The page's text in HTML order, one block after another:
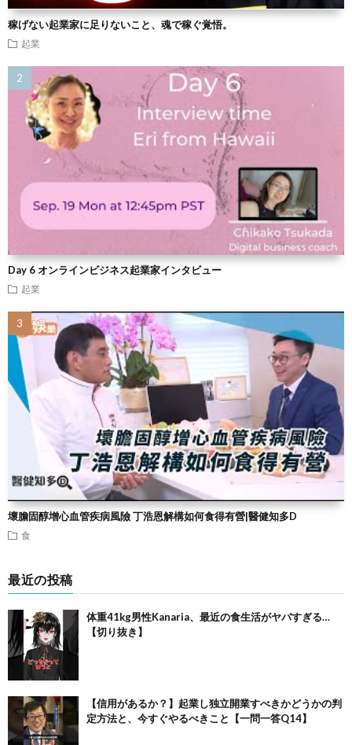
稼げない起業家に足りないこと、魂で稼ぐ覚悟。
起業
Day 6 オンラインビジネス起業家インタビュー
起業
壞膽固醇增心血管疾病風險 丁浩恩解構如何食得有營|醫健知多D
食
最近の投稿
体重41kg男性Kanaria、最近の食生活がヤバすぎる…
【切り抜き】
【信用があるか？】起業し独立開業すべきかどうかの判
定方法と、今すぐやるべきこと【一問一答Q14】